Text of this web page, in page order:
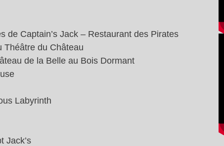
de Captain’s Jack – Restaurant des Pirates
Théâtre du Château
de la Belle au Bois Dormant
Labyrinth
Jack’s